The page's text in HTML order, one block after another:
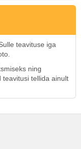
teavituse iga
ning
teavitusi tellida ainult